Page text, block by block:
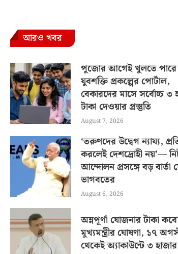
আরও খবর
পুজোর আগেই খুলতে পারে
যুবশক্তি প্রকল্পের পোর্টাল,
বেকারদের মাসে সর্বোচ্চ ৩
টাকা দেওয়ার প্রস্তুতি
August 7, 2026
‘তরুণদের উদ্বেগ ন্যায্য,
করলেই দেশদ্রোহী নয়’—
আন্দোলন প্রসঙ্গে বড় বার্তা
ভাগবতের
August 6, 2026
অন্নপূর্ণা যোজনার টাকা
মুখ্যমন্ত্রীর ঘোষণা, ১৭
থেকেই অ্যাকাউন্টে ৩